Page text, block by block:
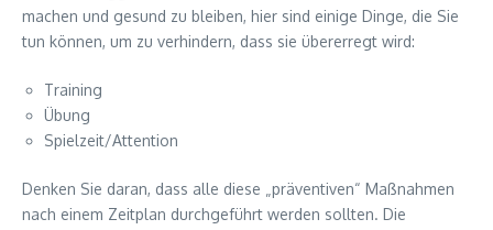
machen und gesund zu bleiben, hier sind einige Dinge, die Sie
tun können, um zu verhindern, dass sie übererregt wird:
Training
Übung
Spielzeit/Attention
Denken Sie daran, dass alle diese „präventiven“ Maßnahmen
nach einem Zeitplan durchgeführt werden sollten. Die